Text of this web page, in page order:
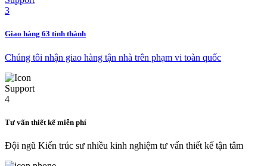
Giao hàng 63 tỉnh thành
Chúng tôi nhận giao hàng tận nhà trên phạm vi toàn quốc
Tư vấn thiết kế miễn phí
Đội ngũ Kiến trúc sư nhiều kinh nghiệm tư vấn thiết kế tận tâm